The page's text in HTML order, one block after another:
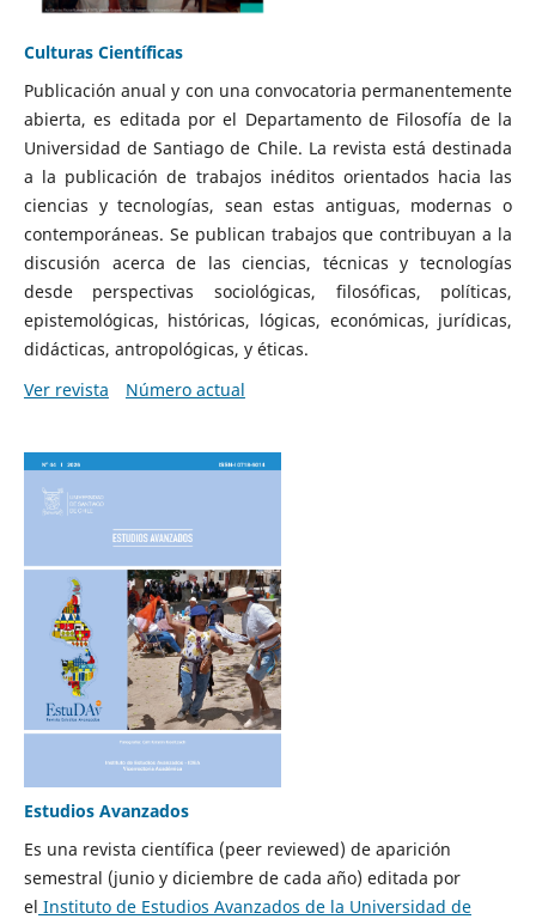
Culturas Científicas
Publicación anual y con una convocatoria permanentemente
abierta, es editada por el Departamento de Filosofía de la
Universidad de Santiago de Chile. La revista está destinada
a la publicación de trabajos inéditos orientados hacia las
ciencias y tecnologías, sean estas antiguas, modernas o
contemporáneas. Se publican trabajos que contribuyan a la
discusión acerca de las ciencias, técnicas y tecnologías
desde perspectivas sociológicas, filosóficas, políticas,
epistemológicas, históricas, lógicas, económicas, jurídicas,
didácticas, antropológicas, y éticas.
Ver revista
Número actual
Estudios Avanzados
Es una revista científica (peer reviewed) de aparición
semestral (junio y diciembre de cada año) editada por
el Instituto de Estudios Avanzados de la Universidad de